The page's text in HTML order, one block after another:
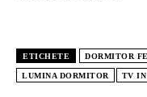
ETICHETE DORMITOR
LUMINA DORMITOR TV IN